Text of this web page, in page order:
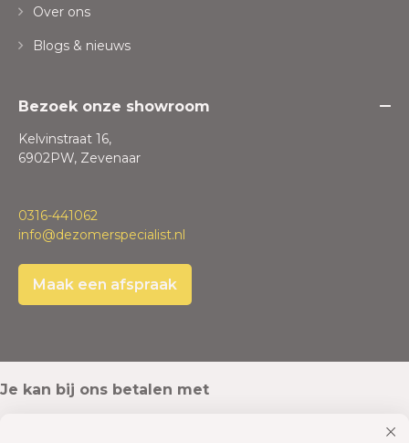
Over ons
Blogs & nieuws
Bezoek onze showroom
Kelvinstraat 16,
6902PW, Zevenaar
0316-441062
info@dezomerspecialist.nl
Maak een afspraak
Je kan bij ons betalen met